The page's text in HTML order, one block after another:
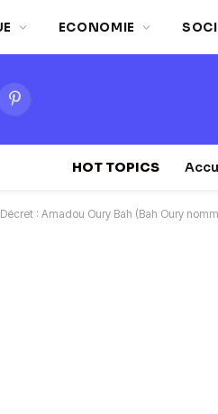
ECONOMIE
Pinterest
HOT TOPICS
Décret : Amadou Oury Bah (Bah Oury